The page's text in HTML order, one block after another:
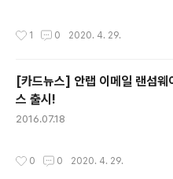
저 안랩은 포장을 줄이거나 재활용이 가
니다. 랜섬웨어는 최초 발견 이후에도 다
랜섬웨어도 변종이 등장하며 피해를 양
이번 '워너 크립터' 랜섬웨어는 PC 운영
점을 노린 공격으로 현재 스마트폰 사용
이에 안랩은 ..
1 0 2020. 4. 29.
[카드뉴스] 안랩 이메일 랜섬웨
스 출시!
2016.07.18
0 0 2020. 4. 29.